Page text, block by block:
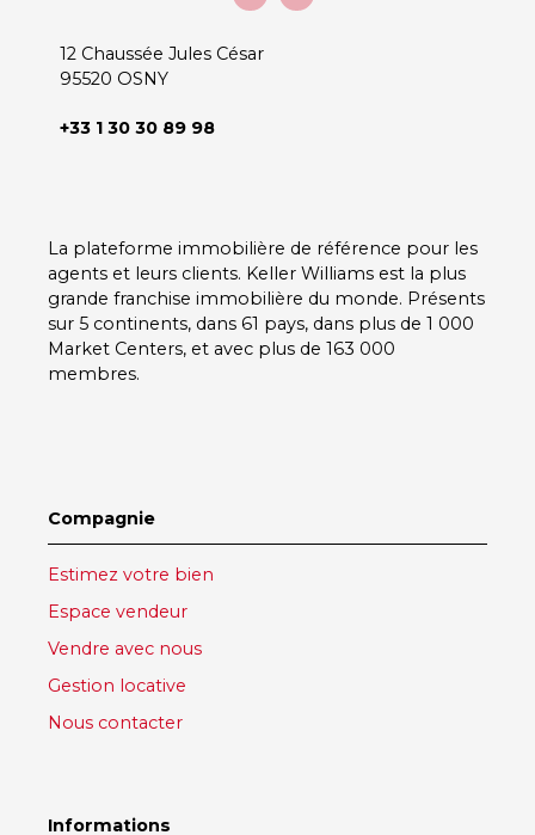
12 Chaussée Jules César
95520 OSNY
+33 1 30 30 89 98
La plateforme immobilière de référence pour les
agents et leurs clients. Keller Williams est la plus
grande franchise immobilière du monde. Présents
sur 5 continents, dans 61 pays, dans plus de 1 000
Market Centers, et avec plus de 163 000
membres.
Compagnie
Estimez votre bien
Espace vendeur
Vendre avec nous
Gestion locative
Nous contacter
Informations